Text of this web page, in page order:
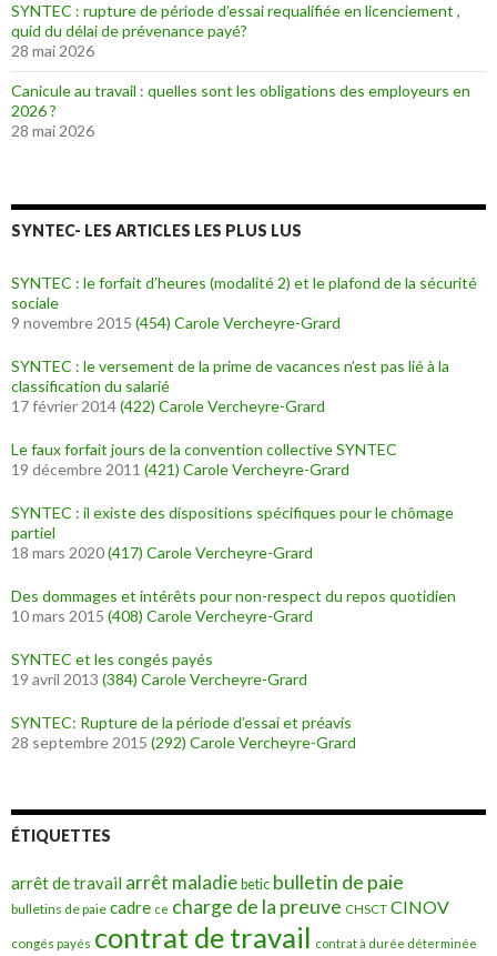
SYNTEC : rupture de période d’essai requalifiée en licenciement ,
quid du délai de prévenance payé?
28 mai 2026
Canicule au travail : quelles sont les obligations des employeurs en
2026 ?
28 mai 2026
SYNTEC- LES ARTICLES LES PLUS LUS
SYNTEC : le forfait d’heures (modalité 2) et le plafond de la sécurité
sociale
9 novembre 2015 (454) Carole Vercheyre-Grard
SYNTEC : le versement de la prime de vacances n’est pas lié à la
classification du salarié
17 février 2014(422) Carole Vercheyre-Grard
Le faux forfait jours de la convention collective SYNTEC
19 décembre 2011 (421) Carole Vercheyre-Grard
SYNTEC : il existe des dispositions spécifiques pour le chômage
partiel
18 mars 2020(417) Carole Vercheyre-Grard
Des dommages et intérêts pour non-respect du repos quotidien
10 mars 2015 (408) Carole Vercheyre-Grard
SYNTEC et les congés payés
19 avril 2013 (384) Carole Vercheyre-Grard
SYNTEC: Rupture de la période d’essai et préavis
28 septembre 2015 (292) Carole Vercheyre-Grard
ÉTIQUETTES
arrêt de travail arrêt maladie betic bulletin de paie
bulletins de paie cadre ce charge de la preuve CHSCT CINOV
congés payés contrat de travail contrat à durée déterminée